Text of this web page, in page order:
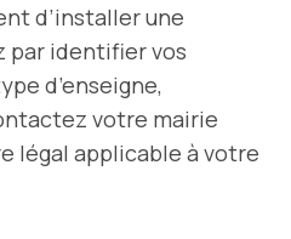
d’installer une
par identifier vos
d’enseigne,
votre mairie
légal applicable à votre